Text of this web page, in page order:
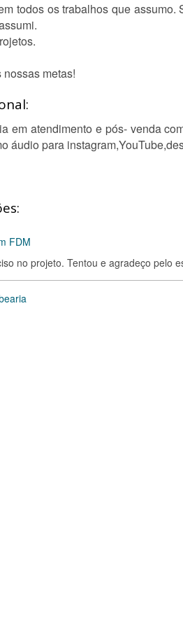
todos os trabalhos que
metas!
em atendimento e pós- venda
áudio para
FDM
no projeto. Tentou e agradeço pelo